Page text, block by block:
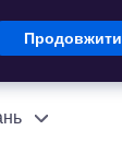
Продовжити